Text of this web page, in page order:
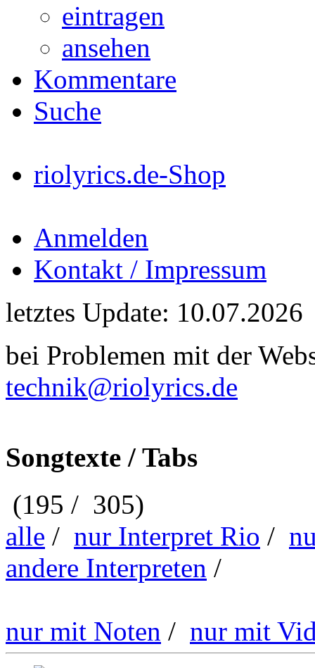
eintragen
ansehen
Kommentare
Suche
riolyrics.de-Shop
Anmelden
Kontakt / Impressum
letztes Update: 10.07.2026
bei Problemen mit der
technik@riolyrics.de
Songtexte / Tabs
(195 / 305)
alle / nur Interpret Rio /
andere Interpreten /
nur mit Noten / nur mit